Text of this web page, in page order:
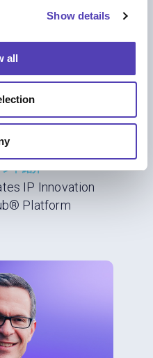
Show details
all
ト紹介
IP Innovation
Platform